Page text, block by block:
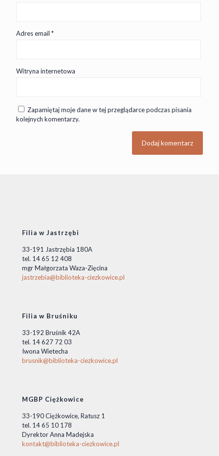
Adres email *
Witryna internetowa
Zapamiętaj moje dane w tej przeglądarce podczas pisania
kolejnych komentarzy.
Filia w Jastrzębi
33-191 Jastrzębia 180A
tel. 14 65 12 408
mgr Małgorzata Waza-Zięcina
jastrzebia@biblioteka-ciezkowice.pl
Filia w Bruśniku
33-192 Bruśnik 42A
tel. 14 627 72 03
Iwona Wietecha
brusnik@biblioteka-ciezkowice.pl
MGBP Ciężkowice
33-190 Ciężkowice, Ratusz 1
tel. 14 65 10 178
Dyrektor Anna Madejska
kontakt@biblioteka-ciezkowice.pl